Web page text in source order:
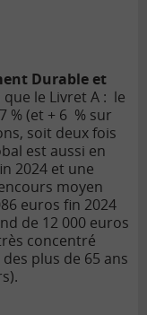
Durable et
que le Livret A : le
% (et + 6 % sur
soit deux fois
est aussi en
2024 et une
moyen
euros fin 2024
de 12 000 euros
concentré
plus de 65 ans